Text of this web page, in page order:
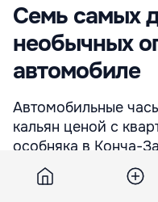
Семь самых
необычных
автомобиле
Автомобильные
кальян ценой с
особняка в Конча-
дорогие и
предлагаемые